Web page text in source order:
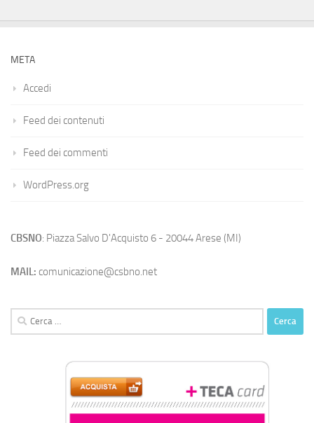
META
Accedi
Feed dei contenuti
Feed dei commenti
WordPress.org
CBSNO: Piazza Salvo D'Acquisto 6 - 20044 Arese (MI)
MAIL: comunicazione@csbno.net
Ricerca
per: